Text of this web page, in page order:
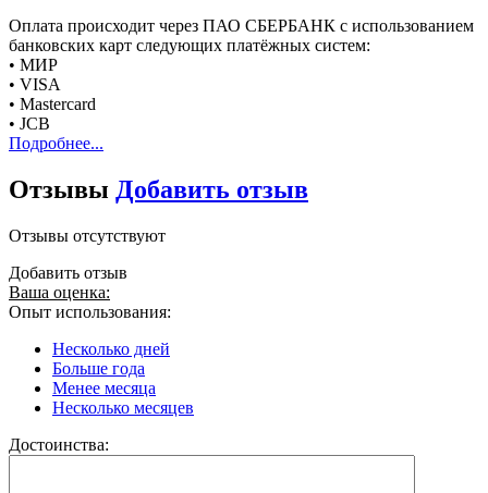
Оплата происходит через ПАО СБЕРБАНК с использованием
банковских карт следующих платёжных систем:
• МИР
• VISA
• Mastercard
• JCB
Подробнее...
Отзывы Добавить отзыв
Отзывы отсутствуют
Добавить отзыв
Ваша оценка:
Опыт использования:
Несколько дней
Больше года
Менее месяца
Несколько месяцев
Достоинства: